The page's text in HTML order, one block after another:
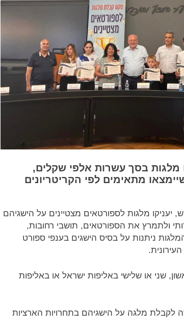
מלגות בסך עשרות אלפי שקלים,
מתאימים לפי הקריטריונים
יעניקו מלגות לספורטאים מצטיינים על הישגיהם
ולתמרץ את הספורטאים, תושבי רחובות,
ניתנות על בסיס הישגים בענפי ספורט
שני או שלישי באליפות ישראל או באליפות
לקבלת מלגה על הישגיהם בתחרויות הארציות